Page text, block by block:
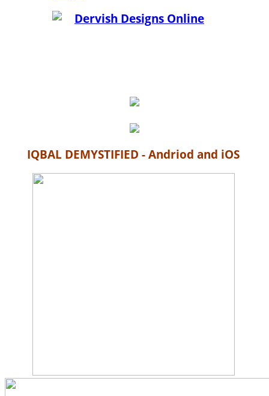
IQBAL DEMYSTIFIED - Andriod and iOS